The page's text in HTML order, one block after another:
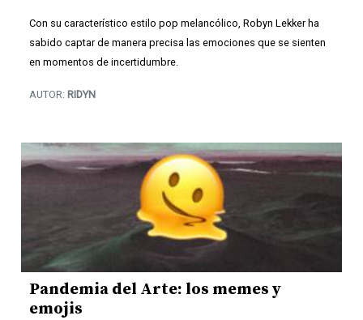
Con su característico estilo pop melancólico, Robyn Lekker ha
sabido captar de manera precisa las emociones que se sienten
en momentos de incertidumbre.
AUTOR: RIDYN
Pandemia del Arte: los memes y
emojis